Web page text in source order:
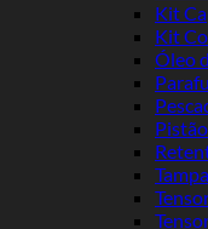
Kit
Kit
Óleo